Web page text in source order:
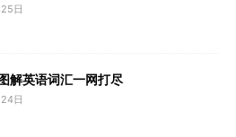
日
解英语词汇一网打尽
日